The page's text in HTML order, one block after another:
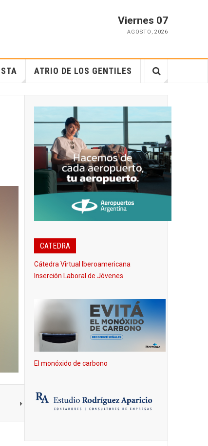
Viernes 07
AGOSTO , 2026
ATRIO DE LOS GENTILES
CATEDRA
Cátedra Virtual Iberoamericana
Inserción Laboral de Jóvenes
El monóxido de carbono